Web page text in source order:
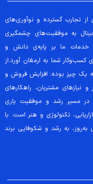
از تجارب گسترده و نوآوری‌های
به موفقیت‌های چشمگیری
خدمات ما بر پایه‌ی دانش و
کسب‌وکار شما به ارمغان آورد.از
یک چیز بوده: افزایش فروش و
نیازهای مشتریان، راهکارهای
در مسیر رشد و موفقیت یاری
تکنولوژی و هنر است. با
به‌روز، به رشد و شکوفایی برند